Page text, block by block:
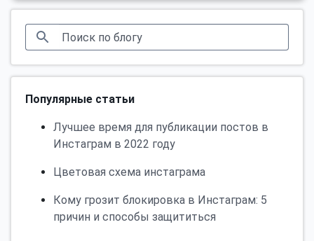
Популярные статьи
Лучшее время для публикации постов в
Инстаграм в 2022 году
Цветовая схема инстаграма
Кому грозит блокировка в Инстаграм: 5
причин и способы защититься